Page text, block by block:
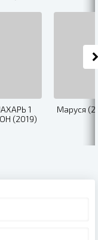
1
(2019)
Маруся